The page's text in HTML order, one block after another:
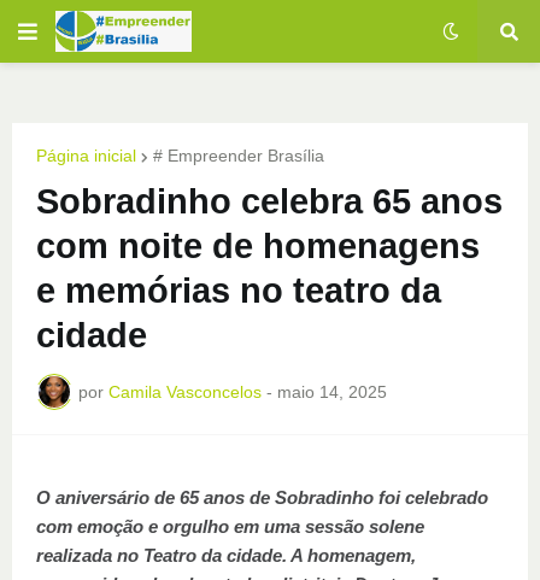
Página inicial # Empreender Brasília
Sobradinho celebra 65 anos
com noite de homenagens
e memórias no teatro da
cidade
por Camila Vasconcelos - maio 14, 2025
O aniversário de 65 anos de Sobradinho foi celebrado
com emoção e orgulho em uma sessão solene
realizada no Teatro da cidade. A homenagem,